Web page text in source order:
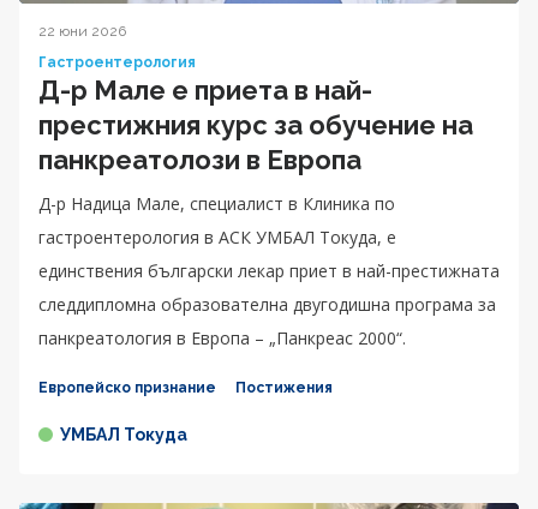
22 юни 2026
Гастроентерология
Д-р Мале е приета в най-
престижния курс за обучение на
панкреатолози в Европа
Д-р Надица Мале, специалист в Клиника по
гастроентерология в АСК УМБАЛ Токуда, е
единствения български лекар приет в най-престижната
следдипломна образователна двугодишна програма за
панкреатология в Европа – „Панкреас 2000“.
Европейско признание Постижения
УМБАЛ Токуда